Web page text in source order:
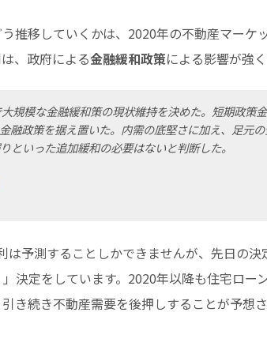
推移していくかは、2020年の不動産マーケ
、政府による金融緩和政策による影響が強
規模な金融緩和策の現状維持を決めた。短期政策
融政策を据え置いた。内需の底堅さに加え、足元
といった追加緩和の必要はないと判断した。
は予測することしかできませんが、先日の
決定をしています。2020年以降も住宅ロー
き続き不動産需要を後押しすることが予想さ